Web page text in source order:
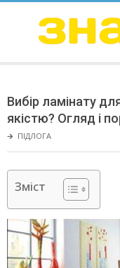
ЗНАЮ
Menu
Вибір ламінату
якістю? Огляд і
🡲 ПІДЛОГА
Зміст